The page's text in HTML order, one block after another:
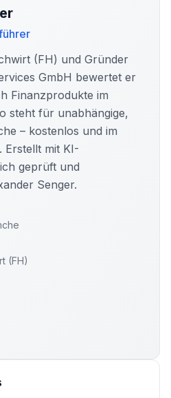
(FH) und Gründer
GmbH bewertet er
Finanzprodukte im
steht für unabhängige,
– kostenlos und im
Erstellt mit KI-
geprüft und
Senger.
(FH)